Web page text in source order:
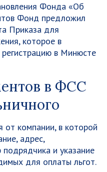
Фонда «Об
Фонд предложил
Приказа для
которое в
в Минюсте
в ФСС
от компании, в которой
адрес,
и указание
для оплаты льгот.